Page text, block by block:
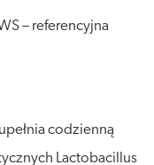
– referencyjna
codzienną
Lactobacillus